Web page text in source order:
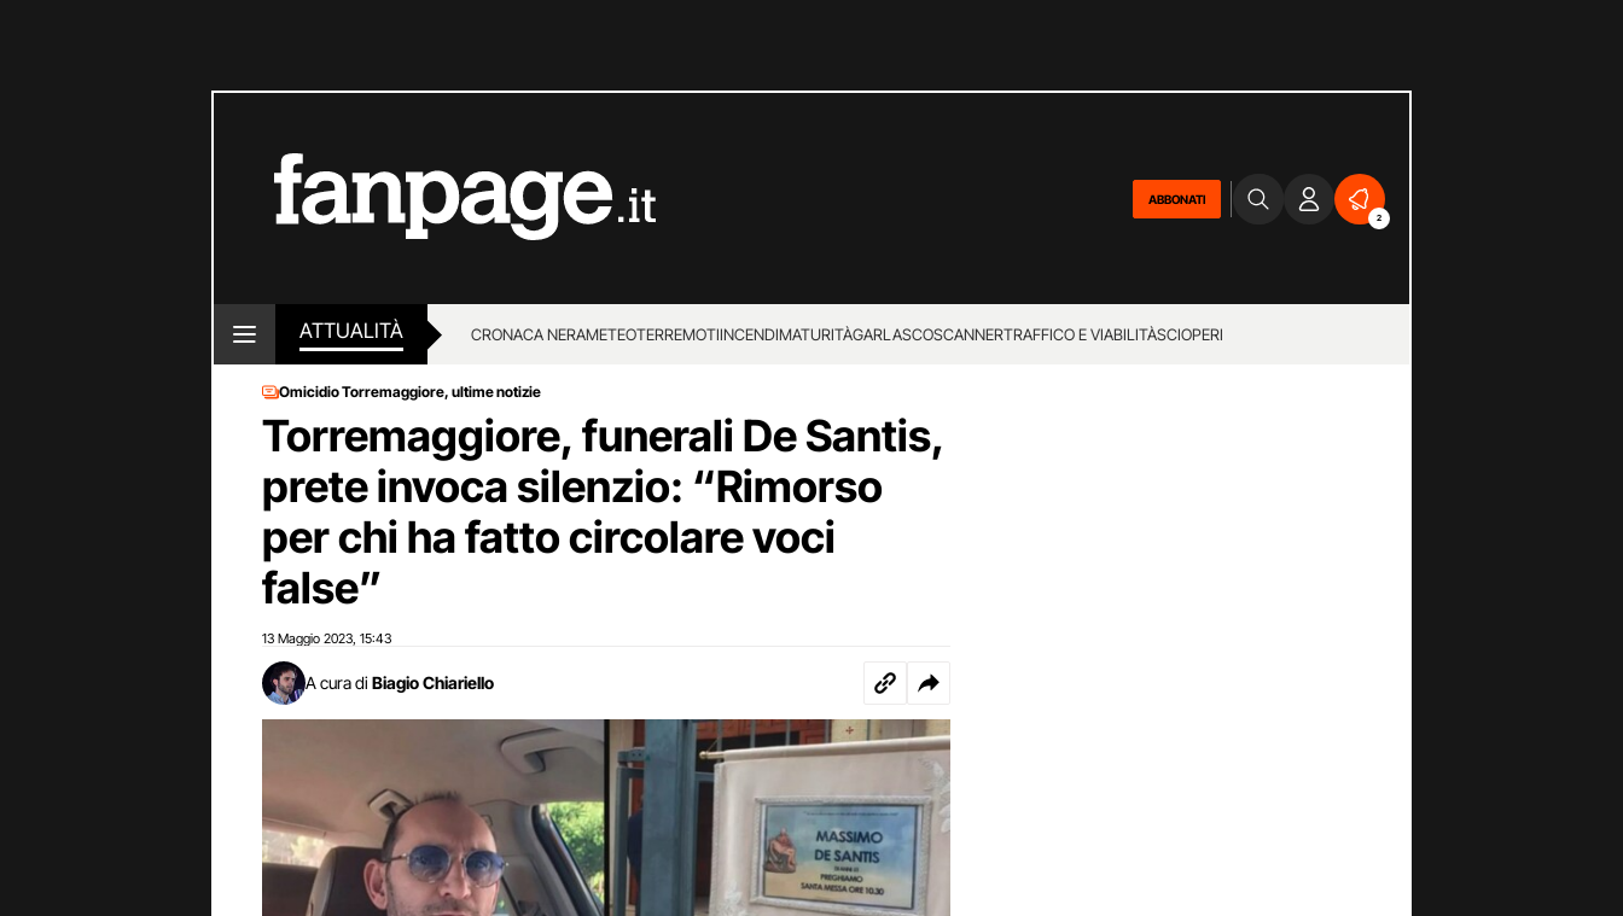
ABBONATI
2
ATTUALITÀ CRONACA NERAMETEOTERREMOTIINCENDIMATURITÀGARLASCOSCANNERTRAFFICO E VIABILITÀSCIOPERI
LOTTO E SUPERENALOTTO
Omicidio Torremaggiore, ultime notizie
Torremaggiore, funerali De Santis,
prete invoca silenzio: “Rimorso
per chi ha fatto circolare voci
false”
13 Maggio 2023 15:43
A cura di Biagio Chiariello